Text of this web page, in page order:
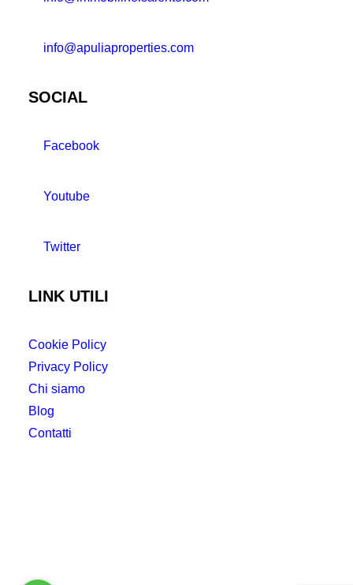
info@apuliaproperties.com
SOCIAL
Facebook
Youtube
Twitter
LINK UTILI
Cookie Policy
Privacy Policy
Chi siamo
Blog
Contatti